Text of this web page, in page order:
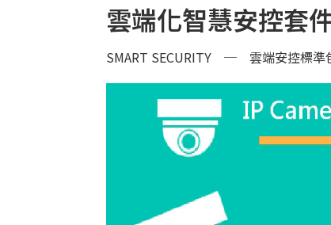
雲端化智慧安控套
SMART SECURITY ─雲端安控標準